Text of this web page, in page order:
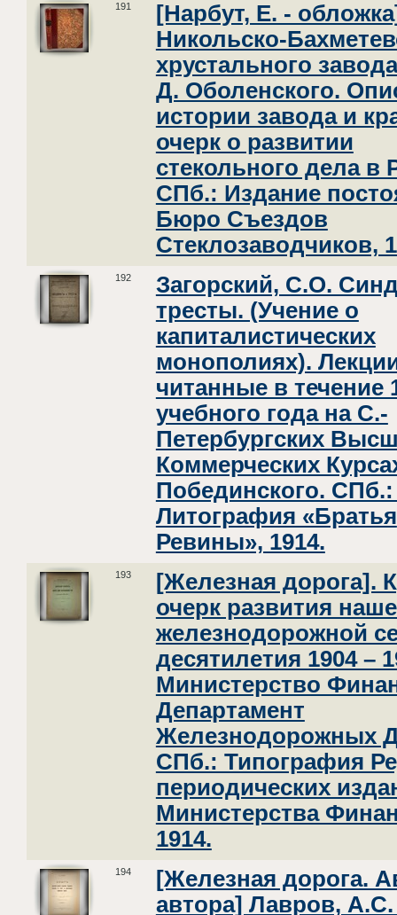
191
[Нарбут, Е. -
Никольско-
хрустального
Д. Оболенского.
истории завода и
очерк о развитии
стекольного дела в
СПб.: Издание
Бюро Съездов
Стеклозаводчиков,
192
Загорский, С.О.
тресты. (Учение о
капиталистических
монополиях).
читанные в течение
учебного года на С.-
Петербургских
Коммерческих
Побединского.
Литография «Братья
Ревины», 1914.
193
[Железная дорога].
очерк развития
железнодорожной
десятилетия 1904 –
Министерство
Департамент
Железнодорожных
СПб.: Типография
периодических
Министерства
1914.
194
[Железная дорога.
автора] Лавров,